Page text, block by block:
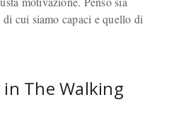
cui siamo capaci e quello di
in The Walking